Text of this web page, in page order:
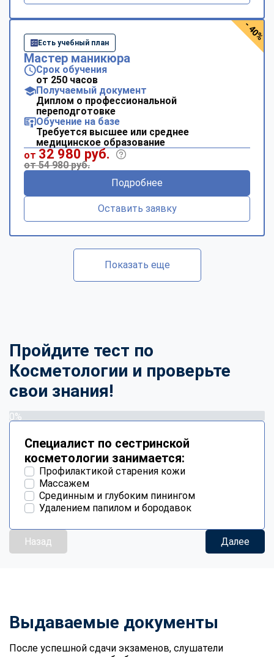
Есть учебный план
Мастер маникюра
Срок обучения
от 250 часов
Получаемый документ
Диплом о профессиональной
переподготовке
Обучение на базе
Требуется высшее или среднее
медицинское образование
от 32 980 руб.
от 54 980 руб.
Подробнее
Оставить заявку
- 40%
Показать еще
Пройдите тест по
Косметологии и проверьте
свои знания!
0%
Специалист по сестринской
косметологии занимается:
Профилактикой старения кожи
Массажем
Срединным и глубоким пинингом
Удалением папилом и бородавок
Назад Далее
Выдаваемые документы
После успешной сдачи экзаменов, слушатели